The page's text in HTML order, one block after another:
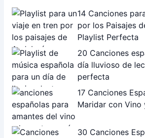
14 Canciones
por los Paisajes
Playlist Perfecta
20 Canciones
día lluvioso de
perfecta
17 Canciones
Maridar con Vino
30 Canciones